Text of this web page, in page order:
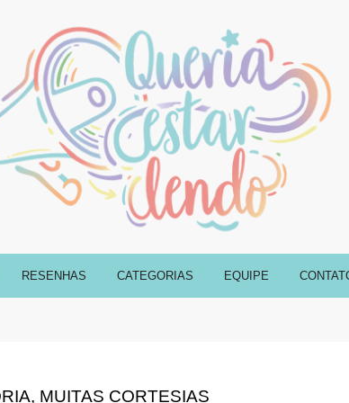
RESENHAS CATEGORIAS EQUIPE
MUITAS CORTESIAS